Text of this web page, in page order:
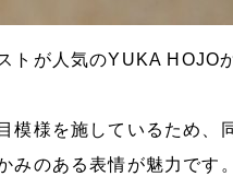
トが人気のYUKA HOJO
模様を施しているため、
みのある表情が魅力です。